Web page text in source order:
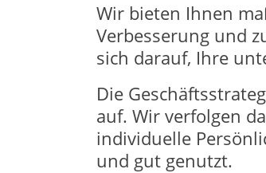
Wir bieten Ihnen
Verbesserung und
sich darauf, Ihre
Die
auf. Wir verfolgen
individuelle
und gut genutzt.